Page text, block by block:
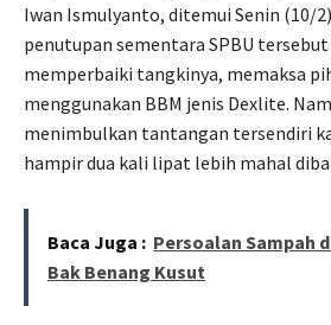
Iwan Ismulyanto, ditemui Senin (10/
penutupan sementara SPBU
memperbaiki tangkinya, memaksa
menggunakan BBM jenis Dexlite.
menimbulkan tantangan tersendiri
hampir dua kali lipat lebih mahal
Baca Juga : Persoalan Sampah
Bak Benang Kusut